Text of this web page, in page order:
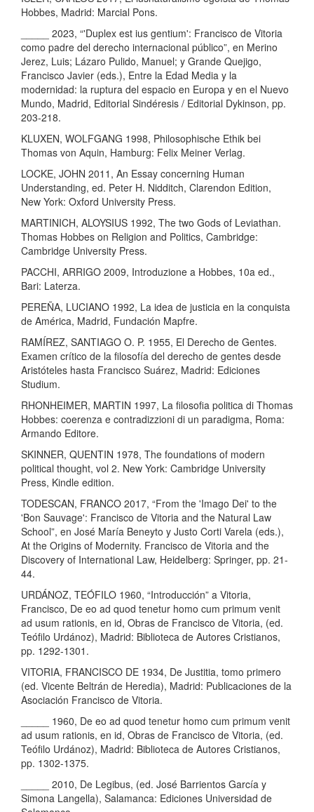
Hobbes, Madrid: Marcial Pons.
_____ 2023, “'Duplex est ius gentium': Francisco de Vitoria
como padre del derecho internacional público”, en Merino
Jerez, Luis; Lázaro Pulido, Manuel; y Grande Quejigo,
Francisco Javier (eds.), Entre la Edad Media y la
modernidad: la ruptura del espacio en Europa y en el Nuevo
Mundo, Madrid, Editorial Sindéresis / Editorial Dykinson, pp.
203-218.
KLUXEN, WOLFGANG 1998, Philosophische Ethik bei
Thomas von Aquin, Hamburg: Felix Meiner Verlag.
LOCKE, JOHN 2011, An Essay concerning Human
Understanding, ed. Peter H. Nidditch, Clarendon Edition,
New York: Oxford University Press.
MARTINICH, ALOYSIUS 1992, The two Gods of Leviathan.
Thomas Hobbes on Religion and Politics, Cambridge:
Cambridge University Press.
PACCHI, ARRIGO 2009, Introduzione a Hobbes, 10a ed.,
Bari: Laterza.
PEREÑA, LUCIANO 1992, La idea de justicia en la conquista
de América, Madrid, Fundación Mapfre.
RAMÍREZ, SANTIAGO O. P. 1955, El Derecho de Gentes.
Examen crítico de la filosofía del derecho de gentes desde
Aristóteles hasta Francisco Suárez, Madrid: Ediciones
Studium.
RHONHEIMER, MARTIN 1997, La filosofia politica di Thomas
Hobbes: coerenza e contradizzioni di un paradigma, Roma:
Armando Editore.
SKINNER, QUENTIN 1978, The foundations of modern
political thought, vol 2. New York: Cambridge University
Press, Kindle edition.
TODESCAN, FRANCO 2017, “From the 'Imago Dei' to the
'Bon Sauvage': Francisco de Vitoria and the Natural Law
School”, en José María Beneyto y Justo Corti Varela (eds.),
At the Origins of Modernity. Francisco de Vitoria and the
Discovery of International Law, Heidelberg: Springer, pp. 21-
44.
URDÁNOZ, TEÓFILO 1960, “Introducción” a Vitoria,
Francisco, De eo ad quod tenetur homo cum primum venit
ad usum rationis, en id, Obras de Francisco de Vitoria, (ed.
Teófilo Urdánoz), Madrid: Biblioteca de Autores Cristianos,
pp. 1292-1301.
VITORIA, FRANCISCO DE 1934, De Justitia, tomo primero
(ed. Vicente Beltrán de Heredia), Madrid: Publicaciones de la
Asociación Francisco de Vitoria.
_____ 1960, De eo ad quod tenetur homo cum primum venit
ad usum rationis, en id, Obras de Francisco de Vitoria, (ed.
Teófilo Urdánoz), Madrid: Biblioteca de Autores Cristianos,
pp. 1302-1375.
_____ 2010, De Legibus, (ed. José Barrientos García y
Simona Langella), Salamanca: Ediciones Universidad de